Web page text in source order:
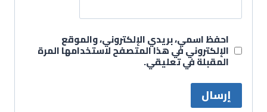
احفظ اسمي، بريدي الإلكتروني، والموقع
الإلكتروني في هذا المتصفح لاستخدامها المرة
المقبلة في تعليقي.